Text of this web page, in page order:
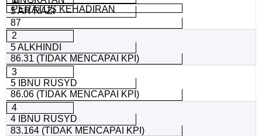
PERATUS KEHADIRAN
5 AR RAZI
87
2
5 ALKHINDI
86.31 (TIDAK MENCAPAI KPI)
3
5 IBNU RUSYD
86.06 (TIDAK MENCAPAI KPI)
4
4 IBNU RUSYD
83.164 (TIDAK MENCAPAI KPI)